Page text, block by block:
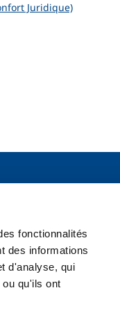
fonctionnalités
des informations
d'analyse, qui
qu'ils ont
Juridique)